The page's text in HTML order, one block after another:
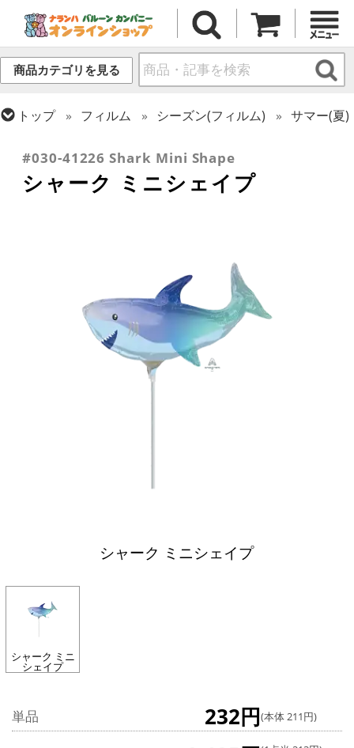
商品カテゴリを見る
トップ フィルム シーズン(フィルム)
サマー(夏)
#030-41226 Shark Mini Shape
シャーク ミニシェイプ
シャーク ミニシェイプ
シャーク ミニ
シェイプ
単品 232円(本体 211円)